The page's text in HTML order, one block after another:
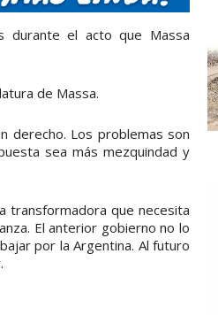
durante el acto que Massa
de Massa.
derecho. Los problemas son
sea más mezquindad y
transformadora que necesita
El anterior gobierno no lo
por la Argentina. Al futuro